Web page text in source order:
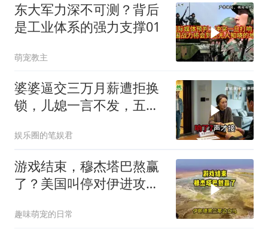
东大军力深不可测？背后
是工业体系的强力支撑01
萌宠教主
婆婆逼交三万月薪遭拒换
锁，儿媳一言不发，五天
娱乐圈的笔娱君
游戏结束，穆杰塔巴熬赢
了？美国叫停对伊进攻，
趣味萌宠的日常